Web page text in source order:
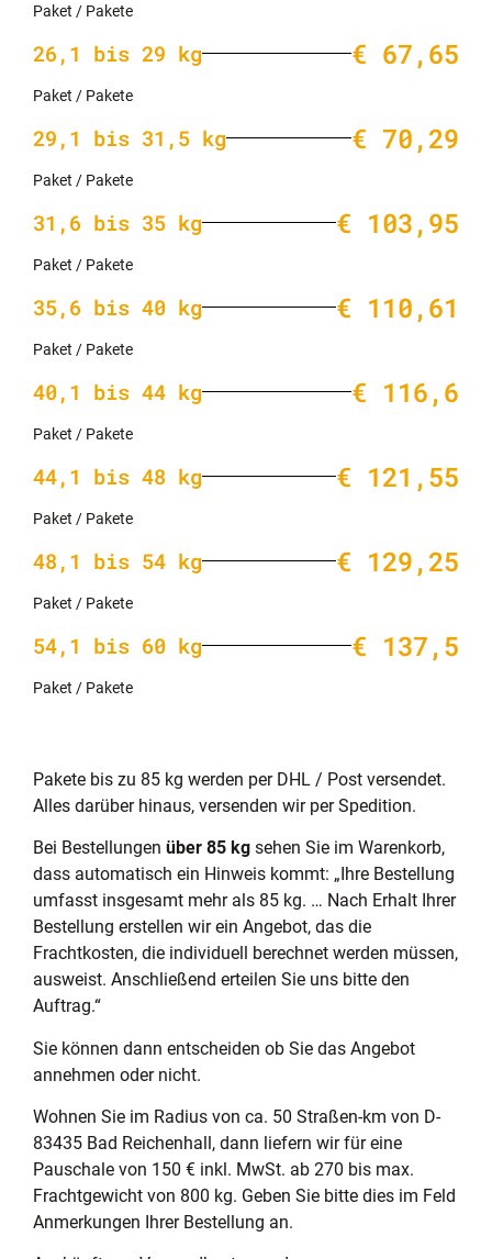
Paket / Pakete
26,1 bis 29 kg € 67,65
Paket / Pakete
29,1 bis 31,5 kg € 70,29
Paket / Pakete
31,6 bis 35 kg € 103,95
Paket / Pakete
35,6 bis 40 kg € 110,61
Paket / Pakete
40,1 bis 44 kg € 116,6
Paket / Pakete
44,1 bis 48 kg € 121,55
Paket / Pakete
48,1 bis 54 kg € 129,25
Paket / Pakete
54,1 bis 60 kg € 137,5
Paket / Pakete
Pakete bis zu 85 kg werden per DHL / Post versendet.
Alles darüber hinaus, versenden wir per Spedition.
Bei Bestellungen über 85 kg sehen Sie im Warenkorb,
dass automatisch ein Hinweis kommt: „Ihre Bestellung
umfasst insgesamt mehr als 85 kg. … Nach Erhalt Ihrer
Bestellung erstellen wir ein Angebot, das die
Frachtkosten, die individuell berechnet werden müssen,
ausweist. Anschließend erteilen Sie uns bitte den
Auftrag.“
Sie können dann entscheiden ob Sie das Angebot
annehmen oder nicht.
Wohnen Sie im Radius von ca. 50 Straßen-km von D-
83435 Bad Reichenhall, dann liefern wir für eine
Pauschale von 150 € inkl. MwSt. ab 270 bis max.
Frachtgewicht von 800 kg. Geben Sie bitte dies im Feld
Anmerkungen Ihrer Bestellung an.